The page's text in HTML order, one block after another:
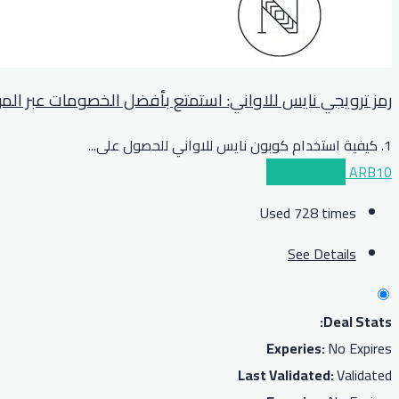
رمز ترويجي نايس للاواني: استمتع بأفضل الخصومات عبر
1. كيفية استخدام كوبون نايس للاواني للحصول على
...
ARB10
Used 728 times
See Details
Deal Stats:
Experies:No Expires
Last Validated:Validated